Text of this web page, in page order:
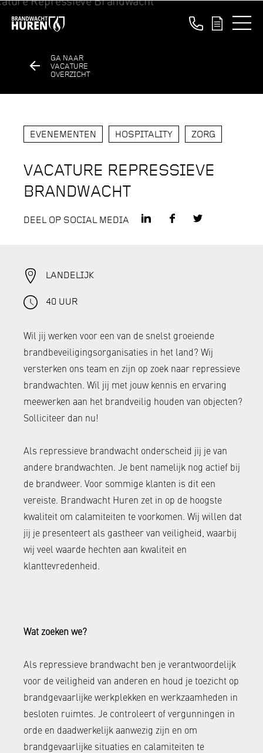
GA NAAR
VACATURE
OVERZICHT
VACATURE REPRESSIEVE
BRANDWACHT
EVENEMENTEN HOSPITALITY ZORG
DEEL OP SOCIAL MEDIA
LANDELIJK
40 UUR
Wil jij werken voor een van de snelst groeiende
brandbeveiligingsorganisaties in het land? Wij
versterken ons team en zijn op zoek naar repressieve
brandwachten. Wil jij met jouw kennis en ervaring
meewerken aan het brandveilig houden van objecten?
Solliciteer dan nu!
Als repressieve brandwacht onderscheid jij je van
andere brandwachten. Je bent namelijk nog actief bij
de brandweer. Voor sommige klanten is dit een
vereiste. Brandwacht Huren zet in op de hoogste
kwaliteit om calamiteiten te voorkomen. Wij willen dat
jij je presenteert als gastheer van veiligheid, waarbij
wij veel waarde hechten aan kwaliteit en
klanttevredenheid.
Wat zoeken we?
Als repressieve brandwacht ben je verantwoordelijk
voor de veiligheid van anderen en houd je toezicht op
brandgevaarlijke werkplekken en werkzaamheden in
besloten ruimtes. Je controleert of vergunningen in
orde en daadwerkelijk aanwezig zijn en om
brandgevaarlijke situaties en calamiteiten te